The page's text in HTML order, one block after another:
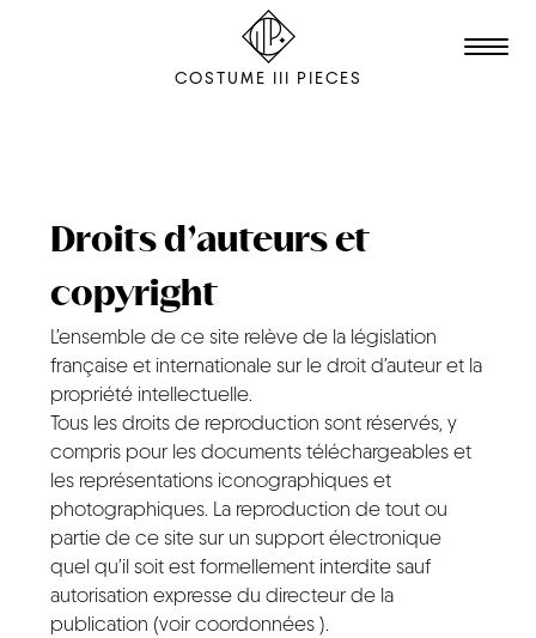
COSTUME III PIECES
STUDIO
EDITION
FILM & ANIMATION
SCENOGRAPHY
PACKAGING
SHOOTING
THE AGENCY
CONTACT
Droits d’auteurs et
copyright
L’ensemble de ce site relève de la législation
française et internationale sur le droit d’auteur et la
propriété intellectuelle.
Tous les droits de reproduction sont réservés, y
compris pour les documents téléchargeables et
les représentations iconographiques et
photographiques. La reproduction de tout ou
partie de ce site sur un support électronique
quel qu’il soit est formellement interdite sauf
autorisation expresse du directeur de la
publication (voir coordonnées ).